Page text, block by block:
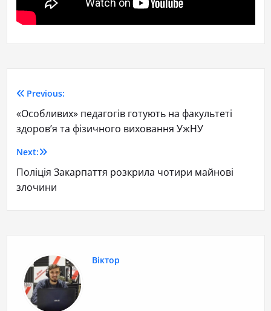
Previous:
«Особливих» педагогів готують на факультеті
здоров’я та фізичного виховання УжНУ
Next:
Поліція Закарпаття розкрила чотири майнові
злочини
Віктор